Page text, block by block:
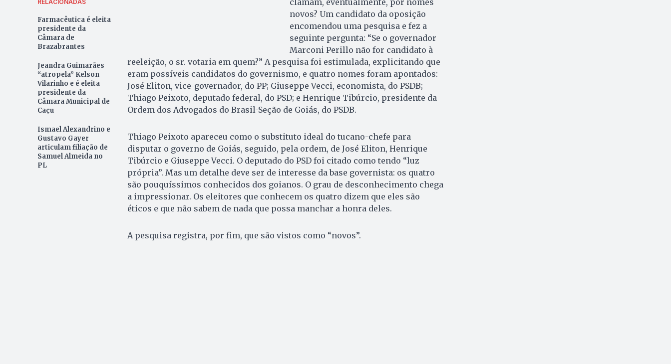
RELACIONADAS
Farmacêutica é eleita
presidente da
Câmara de
Brazabrantes
Jeandra Guimarães
“atropela” Kelson
Vilarinho e é eleita
presidente da
Câmara Municipal de
Caçu
Ismael Alexandrino e
Gustavo Gayer
articulam filiação de
Samuel Almeida no
PL
clamam, eventualmente, por nomes
novos? Um candidato da oposição
encomendou uma pesquisa e fez a
seguinte pergunta: “Se o governador
Marconi Perillo não for candidato à
reeleição, o sr. votaria em quem?” A pesquisa foi estimulada, explicitando que
eram possíveis candidatos do governismo, e quatro nomes foram apontados:
José Eliton, vice-governador, do PP; Giuseppe Vecci, economista, do PSDB;
Thiago Peixoto, deputado federal, do PSD; e Henrique Tibúrcio, presidente da
Ordem dos Advogados do Brasil-Seção de Goiás, do PSDB.
Thiago Peixoto apareceu como o substituto ideal do tucano-chefe para
disputar o governo de Goiás, seguido, pela ordem, de José Eliton, Henrique
Tibúrcio e Giuseppe Vecci. O deputado do PSD foi citado como tendo “luz
própria”. Mas um detalhe deve ser de interesse da base governista: os quatro
são pouquíssimos conhecidos dos goianos. O grau de desconhecimento chega
a impressionar. Os eleitores que conhecem os quatro dizem que eles são
éticos e que não sabem de nada que possa manchar a honra deles.
A pesquisa registra, por fim, que são vistos como “novos”.